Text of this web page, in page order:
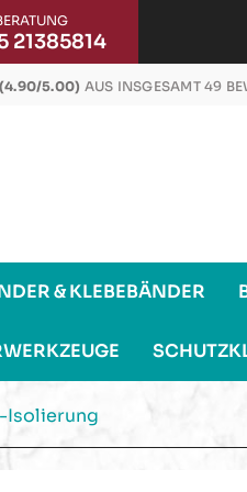
21385814
(4.90/5.00) AUS INSGESAMT 49
& KLEBEBÄNDER
Isolierung